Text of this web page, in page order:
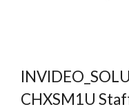
CHXSM1U